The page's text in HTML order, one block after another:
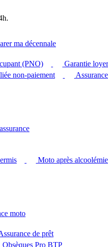
ma décennale
(PNO)
Garantie
non-paiement
Moto après alcoolémie
moto
de prêt
Obsèques Pro BTP